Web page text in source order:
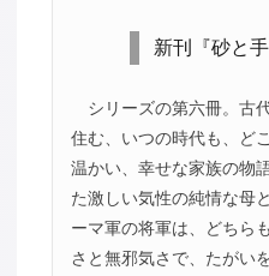
新刊『砂と
シリーズの第六冊。古
住む、いつの時代も、ど
温かい、幸せな家族の物
た激しい気性の純情な母
ーマ軍の将軍は、どちら
さと無邪気さで、たがい